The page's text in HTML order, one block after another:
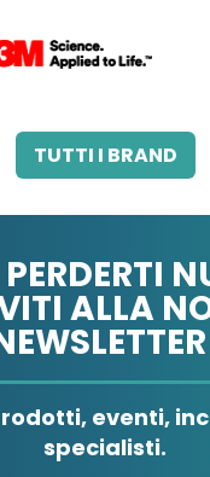
SRLTUTTI I BRAND
ALLA
eventi,
specialisti.